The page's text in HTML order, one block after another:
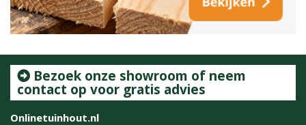
Bezoek onze showroom of neem
contact op voor gratis advies
Onlinetuinhout.nl